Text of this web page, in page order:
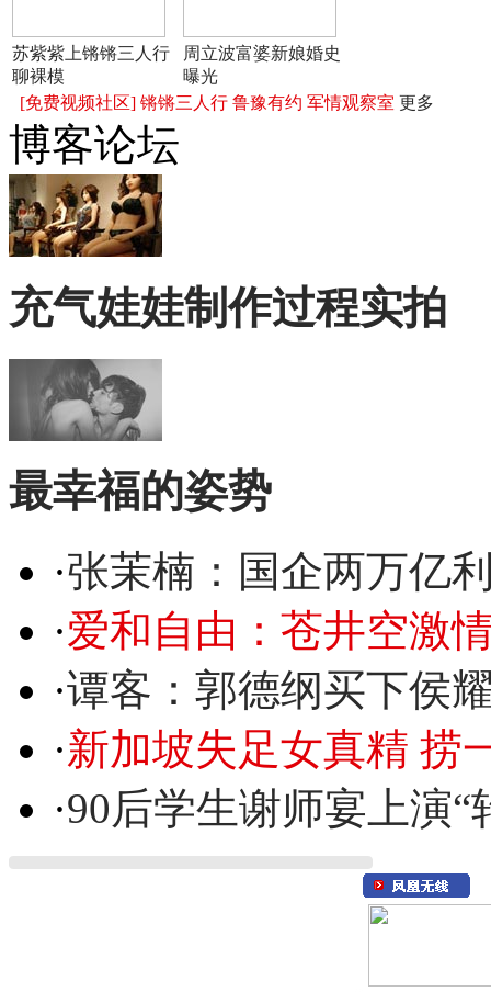
苏紫紫上锵锵三人行
聊裸模
周立波富婆新娘婚史
曝光
[免费视频社区] 锵锵三人行 鲁豫有约 军情观察室 更多
博客论坛
充气娃娃制作过程实拍
最幸福的姿势
·张茉楠：国企两万亿
·爱和自由：苍井空激
·谭客：郭德纲买下侯
·新加坡失足女真精 捞
·90后学生谢师宴上演“